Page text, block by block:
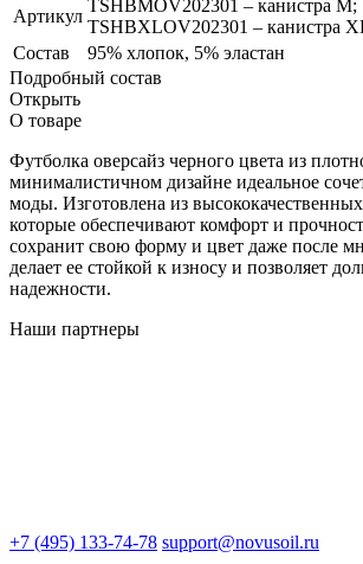
Артикул
TSHBMOV202301 – канистра M;
TSHBXLOV202301 – канистра
Состав
95% хлопок, 5% эластан
Подробный состав
Открыть
О товаре
Футболка оверсайз черного цвета из
минималистичном дизайне идеальное
моды. Изготовлена из
которые обеспечивают комфорт и
сохранит свою форму и цвет даже после
делает ее стойкой к износу и позволяет
надежности.
Наши партнеры
+7 (495) 133-74-78 support@novusoil.ru